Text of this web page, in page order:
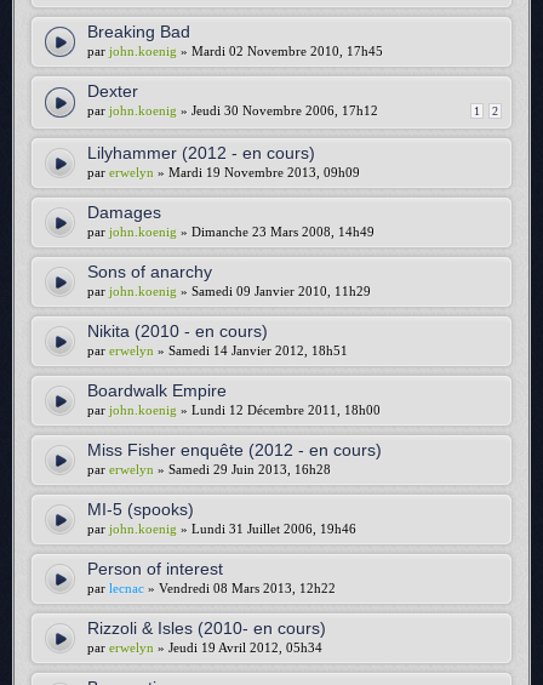
Breaking Bad
par john.koenig » Mardi 02 Novembre 2010, 17h45
Dexter
1 2
par john.koenig » Jeudi 30 Novembre 2006, 17h12
Lilyhammer (2012 - en cours)
par erwelyn » Mardi 19 Novembre 2013, 09h09
Damages
par john.koenig » Dimanche 23 Mars 2008, 14h49
Sons of anarchy
par john.koenig » Samedi 09 Janvier 2010, 11h29
Nikita (2010 - en cours)
par erwelyn » Samedi 14 Janvier 2012, 18h51
Boardwalk Empire
par john.koenig » Lundi 12 Décembre 2011, 18h00
Miss Fisher enquête (2012 - en cours)
par erwelyn » Samedi 29 Juin 2013, 16h28
MI-5 (spooks)
par john.koenig » Lundi 31 Juillet 2006, 19h46
Person of interest
par lecnac » Vendredi 08 Mars 2013, 12h22
Rizzoli & Isles (2010- en cours)
par erwelyn » Jeudi 19 Avril 2012, 05h34